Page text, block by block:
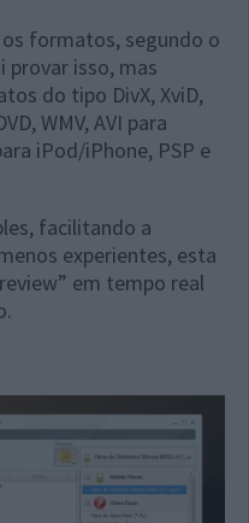
formatos, segundo o
provar isso, mas
do tipo DivX, XviD,
WMV, AVI para
iPod/iPhone, PSP e
facilitando a
experientes, esta
em tempo real